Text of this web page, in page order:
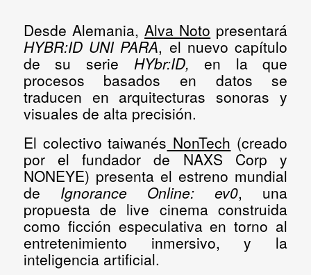
Desde Alemania, Alva Noto presentará
HYBR:ID UNI PARA, el nuevo capítulo
de su serie HYbr:ID, en la que
procesos basados en datos se
traducen en arquitecturas sonoras y
visuales de alta precisión.
El colectivo taiwanés NonTech (creado
por el fundador de NAXS Corp y
NONEYE) presenta el estreno mundial
de Ignorance Online: ev0, una
propuesta de live cinema construida
como ficción especulativa en torno al
entretenimiento inmersivo, y la
inteligencia artificial.